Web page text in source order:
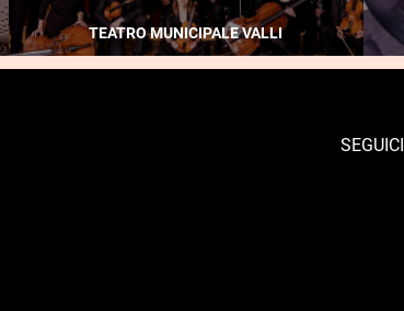
TEATRO MUNICIPALE VALLI
SEGUICI